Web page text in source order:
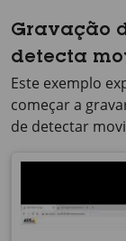
Gravação
detecta
Este exemplo
começar a
de detectar